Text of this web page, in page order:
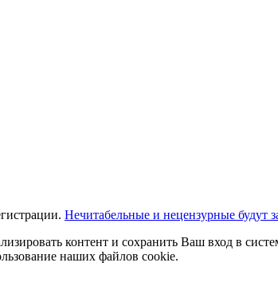
Нечитабельные и нецензурные будут
контент и сохранить Ваш вход в
наших файлов cookie.